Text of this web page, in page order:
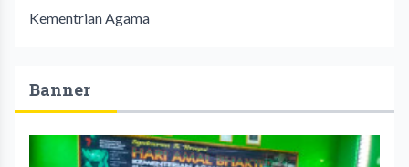
Kementrian Agama
Banner